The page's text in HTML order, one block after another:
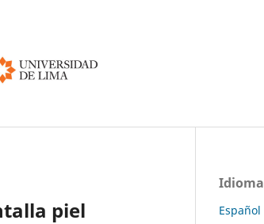
piel
Idioma
Español